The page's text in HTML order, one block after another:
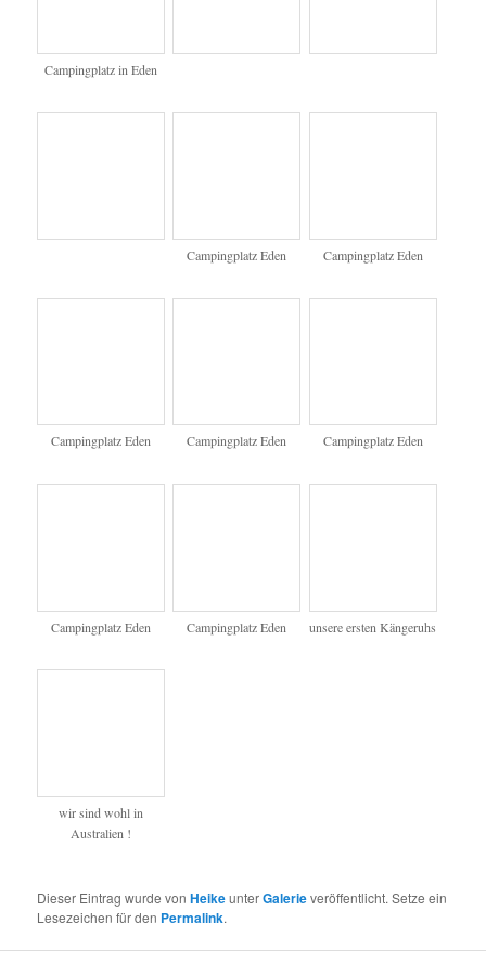
Australien !
Heike
Hallo Ingo, sorry das ich …
Fam. Fachinger
Hallo Ihr zwei Danke fü …